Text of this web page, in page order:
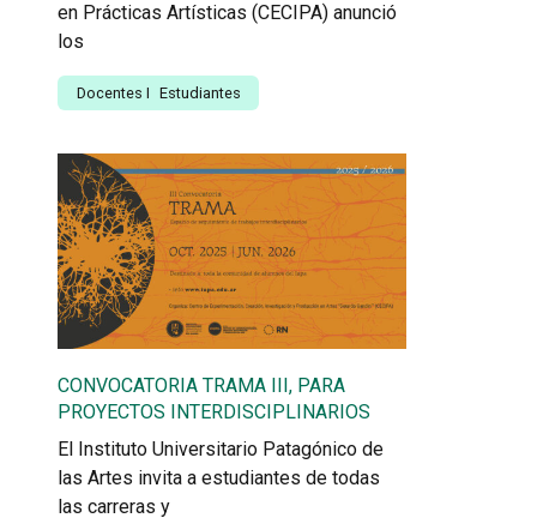
en Prácticas Artísticas (CECIPA) anunció
los
Docentes I Estudiantes
CONVOCATORIA TRAMA III, PARA
PROYECTOS INTERDISCIPLINARIOS
El Instituto Universitario Patagónico de
las Artes invita a estudiantes de todas
las carreras y